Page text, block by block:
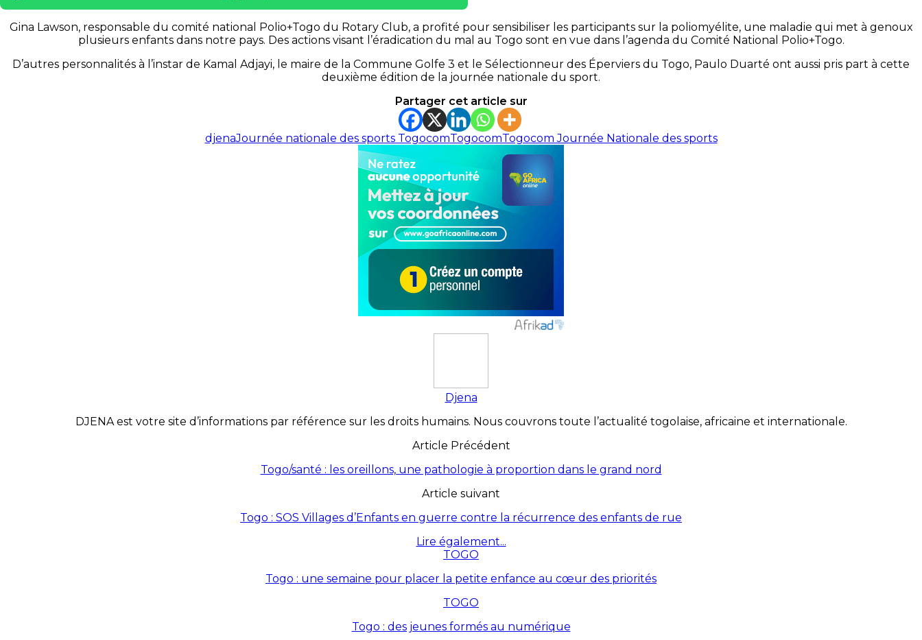
Gina Lawson, responsable du comité national Polio+Togo du Rotary Club, a profité pour sensibiliser les participants sur la poliomyélite, une maladie qui met à genoux
plusieurs enfants dans notre pays. Des actions visant l’éradication du mal au Togo sont en vue dans l’agenda du Comité National Polio+Togo.
D’autres personnalités à l’instar de Kamal Adjayi, le maire de la Commune Golfe 3 et le Sélectionneur des Éperviers du Togo, Paulo Duarté ont aussi pris part à cette
deuxième édition de la journée nationale du sport.
Partager cet article sur
djenaJournée nationale des sports TogocomTogocomTogocom Journée Nationale des sports
Djena
DJENA est votre site d’informations par référence sur les droits humains. Nous couvrons toute l’actualité togolaise, africaine et internationale.
Article Précédent
Togo/santé : les oreillons, une pathologie à proportion dans le grand nord
Article suivant
Togo : SOS Villages d’Enfants en guerre contre la récurrence des enfants de rue
Lire également...
TOGO
Togo : une semaine pour placer la petite enfance au cœur des priorités
TOGO
Togo : des jeunes formés au numérique